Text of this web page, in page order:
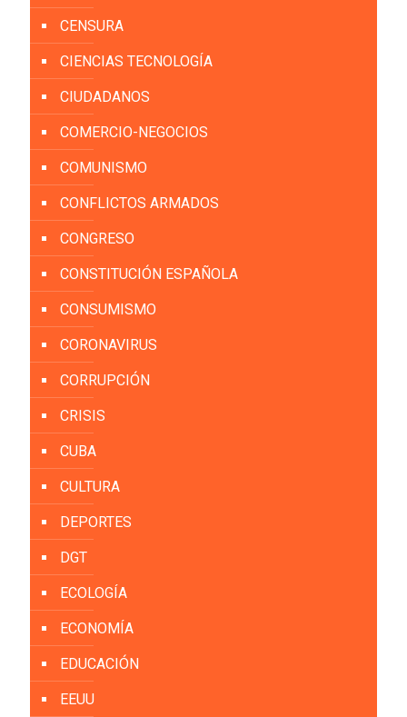
CENSURA
CIENCIAS TECNOLOGÍA
CIUDADANOS
COMERCIO-NEGOCIOS
COMUNISMO
CONFLICTOS ARMADOS
CONGRESO
CONSTITUCIÓN ESPAÑOLA
CONSUMISMO
CORONAVIRUS
CORRUPCIÓN
CRISIS
CUBA
CULTURA
DEPORTES
DGT
ECOLOGÍA
ECONOMÍA
EDUCACIÓN
EEUU